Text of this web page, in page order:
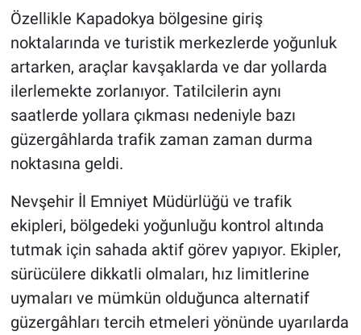
Özellikle Kapadokya bölgesine giriş
noktalarında ve turistik merkezlerde yoğunluk
artarken, araçlar kavşaklarda ve dar yollarda
ilerlemekte zorlanıyor. Tatilcilerin aynı
saatlerde yollara çıkması nedeniyle bazı
güzergâhlarda trafik zaman zaman durma
noktasına geldi.
Nevşehir İl Emniyet Müdürlüğü ve trafik
ekipleri, bölgedeki yoğunluğu kontrol altında
tutmak için sahada aktif görev yapıyor. Ekipler,
sürücülere dikkatli olmaları, hız limitlerine
uymaları ve mümkün olduğunca alternatif
güzergâhları tercih etmeleri yönünde uyarılarda
Magazin
Çevre
Haberde İnsan